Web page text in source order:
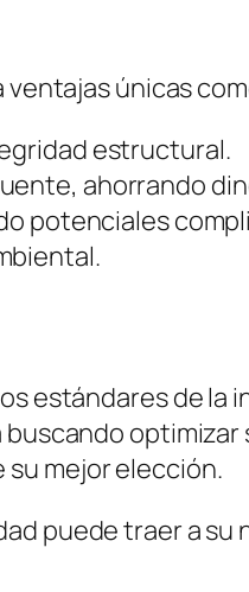
únicas
estructural.
ahorrando
potenciales
estándares de la
optimizar
mejor elección.
puede traer a su